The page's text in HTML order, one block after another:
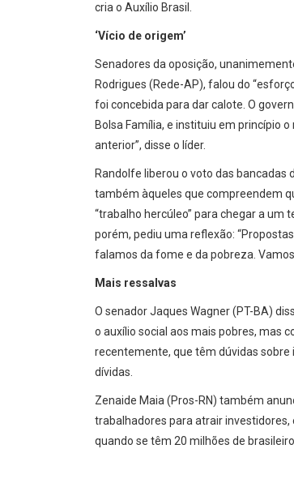
cria o Auxílio Brasil.
‘Vício de origem’
Senadores da oposição,
Rodrigues (Rede-AP), falou do
foi concebida para dar calote. O
Bolsa Família, e instituiu em princípio
anterior”, disse o líder.
Randolfe liberou o voto das bancadas
também àqueles que compreendem
“trabalho hercúleo” para chegar a um
porém, pediu uma reflexão:
falamos da fome e da pobreza.
Mais ressalvas
O senador Jaques Wagner (PT-BA)
o auxílio social aos mais pobres, mas
recentemente, que têm dúvidas sobre
dívidas.
Zenaide Maia (Pros-RN) também
trabalhadores para atrair investidores,
quando se têm 20 milhões de